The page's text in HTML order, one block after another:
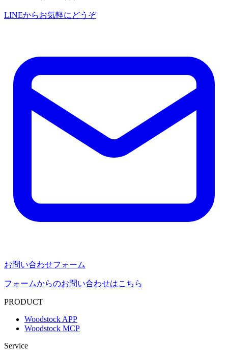
LINEからお気軽にどうぞ
お問い合わせフォーム
フォームからのお問い合わせはこちら
PRODUCT
Woodstock APP
Woodstock MCP
Service